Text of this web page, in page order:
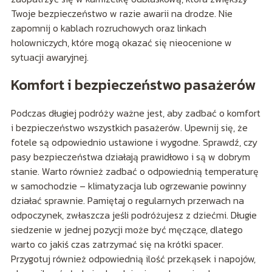
Twoje bezpieczeństwo w razie awarii na drodze. Nie
zapomnij o kablach rozruchowych oraz linkach
holowniczych, które mogą okazać się nieocenione w
sytuacji awaryjnej.
Komfort i bezpieczeństwo pasażerów
Podczas długiej podróży ważne jest, aby zadbać o komfort
i bezpieczeństwo wszystkich pasażerów. Upewnij się, że
fotele są odpowiednio ustawione i wygodne. Sprawdź, czy
pasy bezpieczeństwa działają prawidłowo i są w dobrym
stanie. Warto również zadbać o odpowiednią temperaturę
w samochodzie – klimatyzacja lub ogrzewanie powinny
działać sprawnie. Pamiętaj o regularnych przerwach na
odpoczynek, zwłaszcza jeśli podróżujesz z dziećmi. Długie
siedzenie w jednej pozycji może być męczące, dlatego
warto co jakiś czas zatrzymać się na krótki spacer.
Przygotuj również odpowiednią ilość przekąsek i napojów,